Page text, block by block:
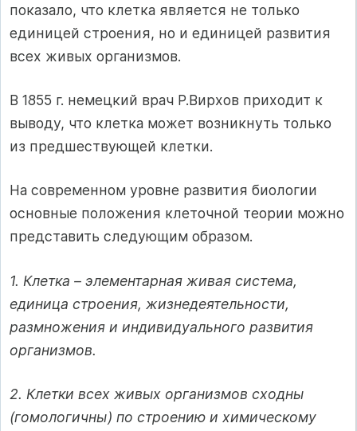
показало, что клетка является не только
единицей строения, но и единицей развития
всех живых организмов.
В 1855 г. немецкий врач Р.Вирхов приходит к
выводу, что клетка может возникнуть только
из предшествующей клетки.
На современном уровне развития биологии
основные положения клеточной теории можно
представить следующим образом.
1. Клетка – элементарная живая система,
единица строения, жизнедеятельности,
размножения и индивидуального развития
организмов.
2. Клетки всех живых организмов сходны
(гомологичны) по строению и химическому